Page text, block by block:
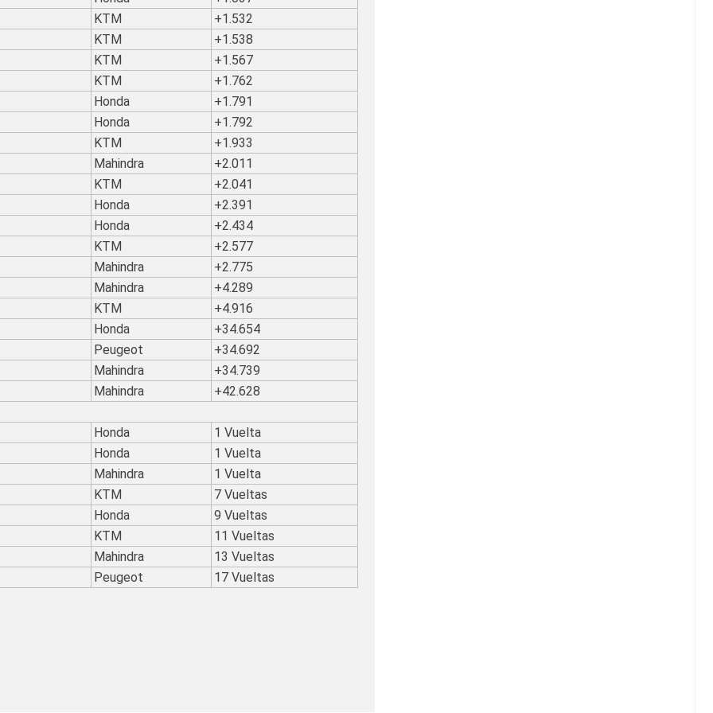
KTM
+1.532
KTM
+1.538
KTM
+1.567
KTM
+1.762
Honda
+1.791
Honda
+1.792
KTM
+1.933
Mahindra
+2.011
KTM
+2.041
Honda
+2.391
Honda
+2.434
KTM
+2.577
Mahindra
+2.775
Mahindra
+4.289
KTM
+4.916
Honda
+34.654
Peugeot
+34.692
Mahindra
+34.739
Mahindra
+42.628
Honda
1 Vuelta
Honda
1 Vuelta
Mahindra
1 Vuelta
KTM
7 Vueltas
Honda
9 Vueltas
KTM
11 Vueltas
Mahindra
13 Vueltas
Peugeot
17 Vueltas